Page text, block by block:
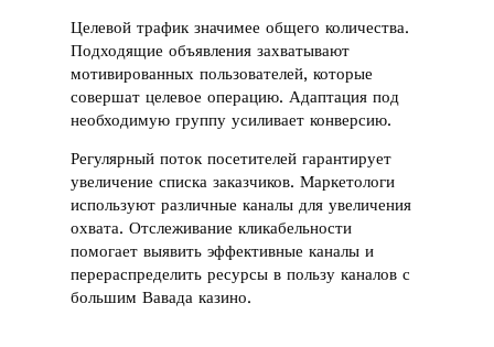
Целевой трафик значимее общего количества.
Подходящие объявления захватывают
мотивированных пользователей, которые
совершат целевое операцию. Адаптация под
необходимую группу усиливает конверсию.
Регулярный поток посетителей гарантирует
увеличение списка заказчиков. Маркетологи
используют различные каналы для увеличения
охвата. Отслеживание кликабельности
помогает выявить эффективные каналы и
перераспределить ресурсы в пользу каналов с
большим Вавада казино.